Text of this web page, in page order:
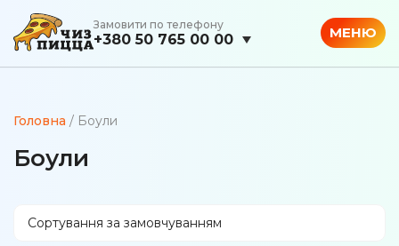
Замовити по телефону
+380 50 765 00 00 МЕНЮ
Головна / Боули
Боули
Сортування за замовчуванням